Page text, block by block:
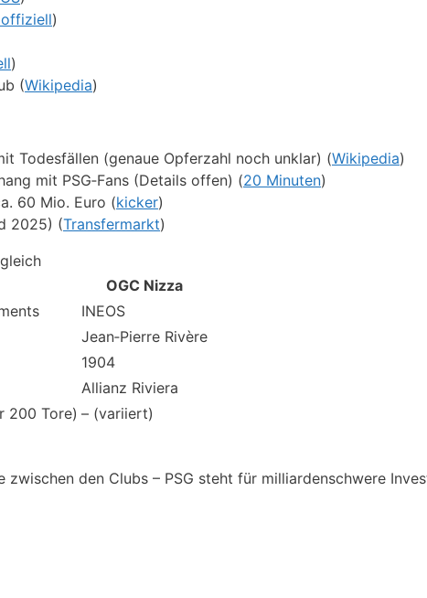
)
)
(Wikipedia)
Todesfällen (genaue Opferzahl noch unklar) (Wikipedia)
mit PSG‑Fans (Details offen) (20 Minuten)
60 Mio. Euro (kicker)
2025) (Transfermarkt)
OGC Nizza
INEOS
Jean‑Pierre Rivère
1904
Allianz Riviera
200 Tore) – (variiert)
den Clubs – PSG steht für milliardenschwere